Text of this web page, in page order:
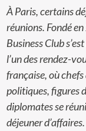
À Paris, certains
réunions. Fondé
Business Club
l’un des rendez-
française, où chefs
politiques, figures
diplomates se
déjeuner